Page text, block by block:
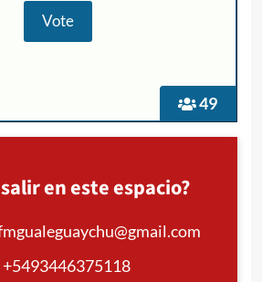
49
en este espacio?
+5493446375118